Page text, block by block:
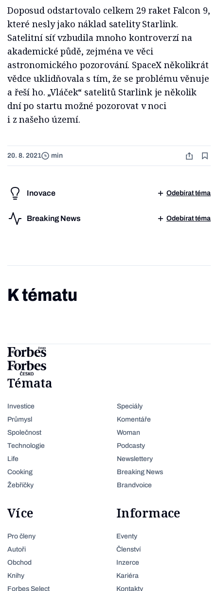
Doposud odstartovalo celkem 29 raket Falcon 9,
které nesly jako náklad satelity Starlink.
Satelitní síť vzbudila mnoho kontroverzí na
akademické půdě, zejména ve věci
astronomického pozorování. SpaceX několikrát
vědce uklidňovala s tím, že se problému věnuje
a řeší ho. „Vláček“ satelitů Starlink je několik
dní po startu možné pozorovat v noci
i z našeho území.
20. 8. 2021 min
Inovace Odebírat téma
Breaking News Odebírat téma
K tématu
Témata
Investice
Průmysl
Společnost
Technologie
Life
Cooking
Žebříčky
Speciály
Komentáře
Woman
Podcasty
Newslettery
Breaking News
Brandvoice
Více
Pro členy
Autoři
Obchod
Knihy
Forbes Select
Informace
Eventy
Členství
Inzerce
Kariéra
Kontakty